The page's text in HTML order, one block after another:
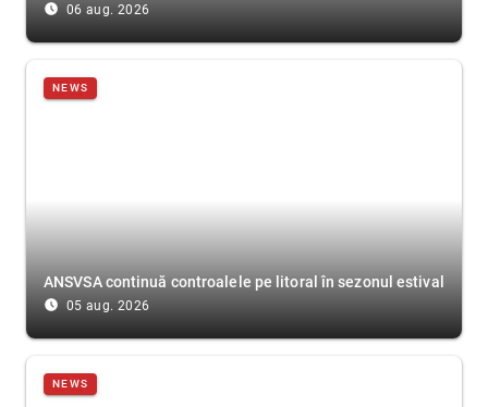
access_time_filled 06 aug. 2026
NEWS
ANSVSA continuă controalele pe litoral în sezonul estival
access_time_filled 05 aug. 2026
NEWS